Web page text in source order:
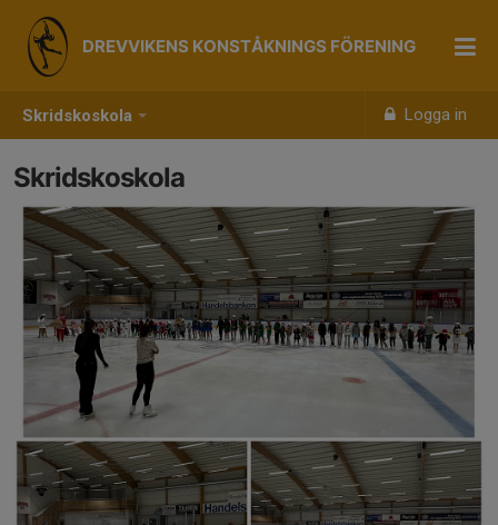
Skridskoskola Logga in
DREVVIKENS KONSTÅKNINGS FÖRENING
Skridskoskola